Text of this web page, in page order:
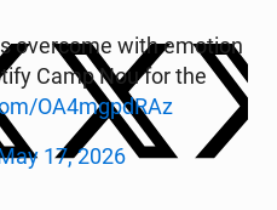
over­co­me with emotion
Camp Nou for the
OA4mgpdRAz
17, 2026